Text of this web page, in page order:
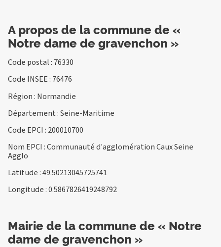
A propos de la commune de «
Notre dame de gravenchon »
Code postal : 76330
Code INSEE : 76476
Région : Normandie
Département : Seine-Maritime
Code EPCI : 200010700
Nom EPCI : Communauté d'agglomération Caux Seine
Agglo
Latitude : 49.50213045725741
Longitude : 0.5867826419248792
Mairie de la commune de « Notre
dame de gravenchon »